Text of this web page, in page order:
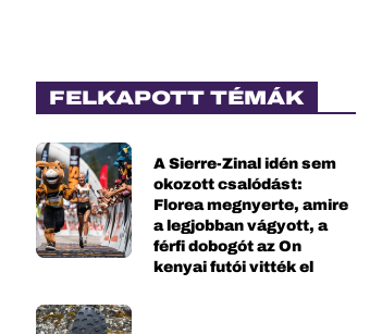
FELKAPOTT TÉMÁK
A Sierre-Zinal idén sem
okozott csalódást:
Florea megnyerte, amire
a legjobban vágyott, a
férfi dobogót az On
kenyai futói vitték el